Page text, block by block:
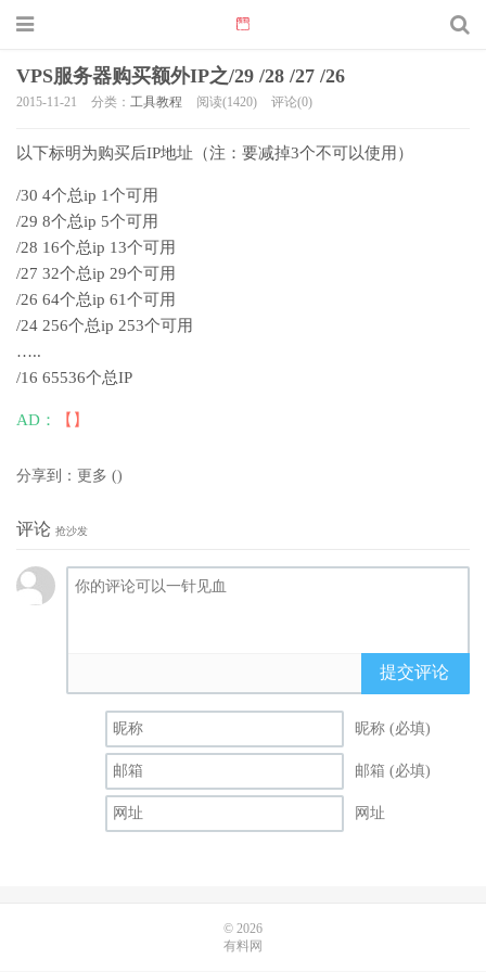
VPS服务器购买额外IP之/29 /28 /27 /26
2015-11-21 分类： 工具教程 阅读(1420) 评论(0)
以下标明为购买后IP地址（注：要减掉3个不可以使用）
/30 4个总ip 1个可用
/29 8个总ip 5个可用
/28 16个总ip 13个可用
/27 32个总ip 29个可用
/26 64个总ip 61个可用
/24 256个总ip 253个可用
…..
/16 65536个总IP
AD： 【】
分享到： 更多 ()
评论 抢沙发
提交评论
昵称 (必填)
邮箱 (必填)
网址
© 2026
有料网